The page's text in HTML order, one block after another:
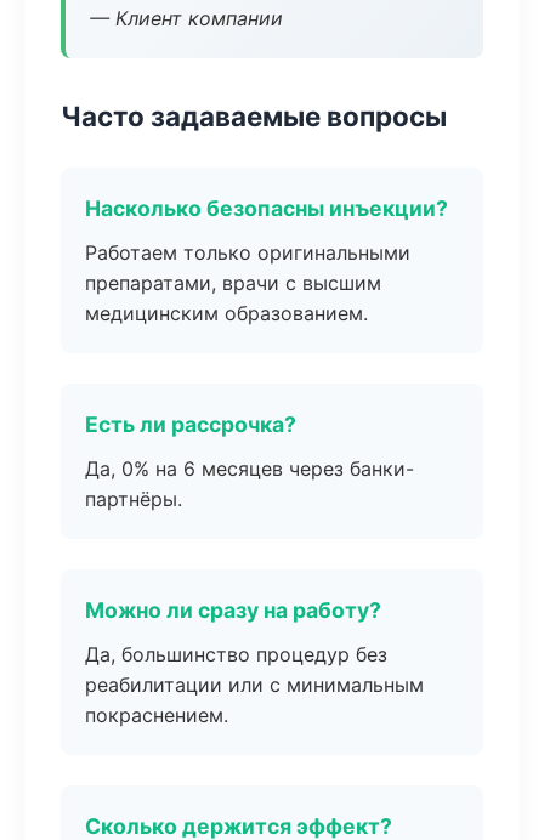
— Клиент компании
Часто задаваемые вопросы
Насколько безопасны инъекции?
Работаем только оригинальными
препаратами, врачи с высшим
медицинским образованием.
Есть ли рассрочка?
Да, 0% на 6 месяцев через банки-
партнёры.
Можно ли сразу на работу?
Да, большинство процедур без
реабилитации или с минимальным
покраснением.
Сколько держится эффект?